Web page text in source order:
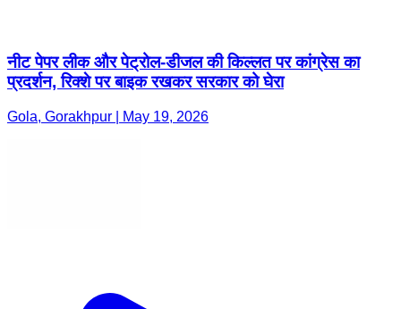
नीट पेपर लीक और पेट्रोल-डीजल की किल्लत पर कांग्रेस का
प्रदर्शन, रिक्शे पर बाइक रखकर सरकार को घेरा
Gola, Gorakhpur | May 19, 2026